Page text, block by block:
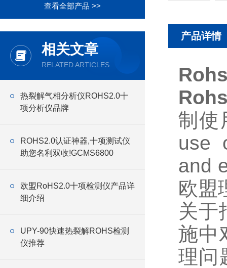
查看全部产品 >>
相关文章
RELATED ARTICLES
热裂解气相分析仪ROHS2.0十
项分析仪品牌
ROHS2.0认证神器,十项测试仪
助您名利双收!GCMS6800
欧盟RoHS2.0十项检测仪产品详
细介绍
UPY-90快速热裂解ROHS检测
仪推荐
产品详情
制使
use
and
欧盟
关于
施中
理问